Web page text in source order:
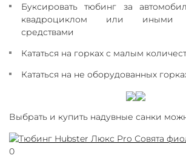
Буксировать тюбинг за
квадроциклом или иными
средствами
Кататься на горках с малым
Кататься на не оборудованных
Выбрать и купить надувные санки
0